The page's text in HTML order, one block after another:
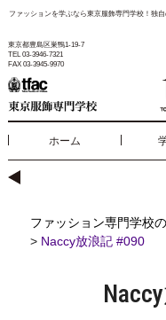
ファッションを学ぶなら東京服飾専門学校！独
東京都豊島区巣鴨1-19-7
TEL 03-3946-7321
FAX 03-3945-9970
ホーム
ファッション専門学校
> Naccy放浪記 #090